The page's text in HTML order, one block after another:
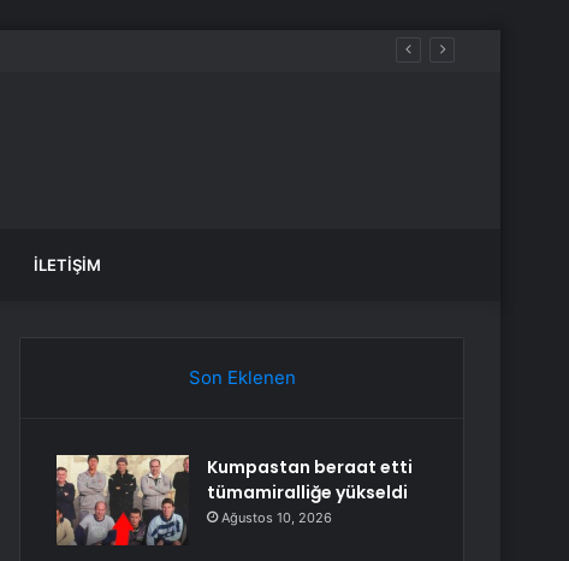
İLETIŞIM
Son Eklenen
Kumpastan beraat etti
tümamiralliğe yükseldi
Ağustos 10, 2026